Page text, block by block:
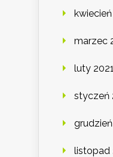
kwiecień
marzec
luty 2021
styczeń
listopad